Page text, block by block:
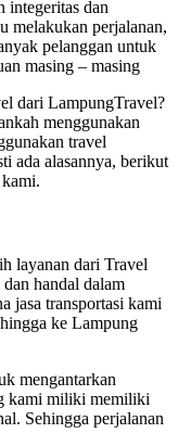
integeritas dan
melakukan perjalanan,
pelanggan untuk
masing – masing
dari LampungTravel?
menggunakan
travel
ada alasannya, berikut
layanan dari Travel
handal dalam
jasa transportasi kami
ke Lampung
mengantarkan
kami miliki memiliki
Sehingga perjalanan